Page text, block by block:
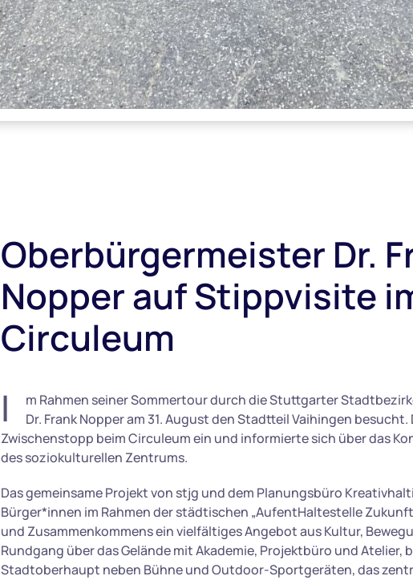
Oberbürgermeister Dr.
Nopper auf Stippvisite
Circuleum
I
m Rahmen seiner Sommertour durch die Stuttgarter
Dr. Frank Nopper am 31. August den Stadtteil Vaihingen
Zwischenstopp beim Circuleum ein und informierte sich über das
des soziokulturellen Zentrums.
Das gemeinsame Projekt von stjg und dem Planungsbüro
Bürger*innen im Rahmen der städtischen „AufentHaltestelle
und Zusammenkommens ein vielfältiges Angebot aus Kultur,
Rundgang über das Gelände mit Akademie, Projektbüro und Atelier,
Stadtoberhaupt neben Bühne und Outdoor-Sportgeräten, das